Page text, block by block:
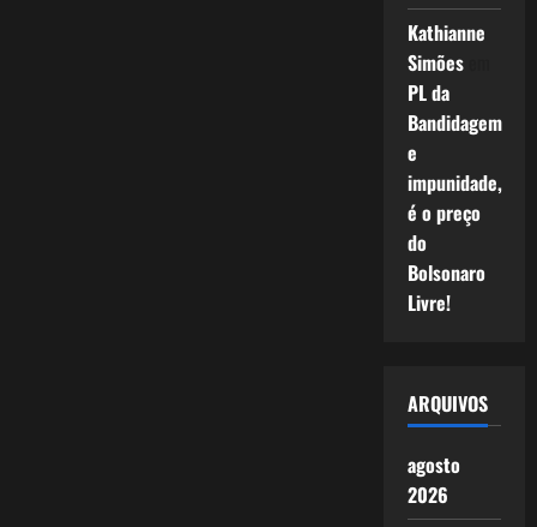
Kathianne
Simõesem
PL da
Bandidagem
e
impunidade,
é o preço
do
Bolsonaro
Livre!
ARQUIVOS
agosto
2026